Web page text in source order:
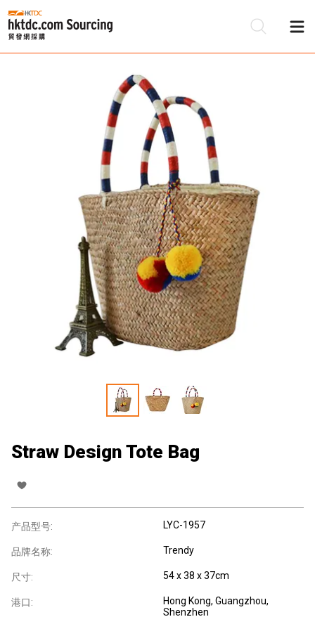
Straw Design Tote Bag
产品型号: LYC-1957
品牌名称: Trendy
尺寸: 54 x 38 x 37cm
港口:
Hong Kong, Guangzhou,
Shenzhen